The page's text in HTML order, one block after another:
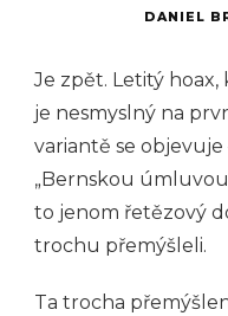
DANIEL
Je zpět. Letitý
je nesmyslný na
variantě se
„Bernskou
to jenom řetězový
trochu přemýšleli.
Ta trocha